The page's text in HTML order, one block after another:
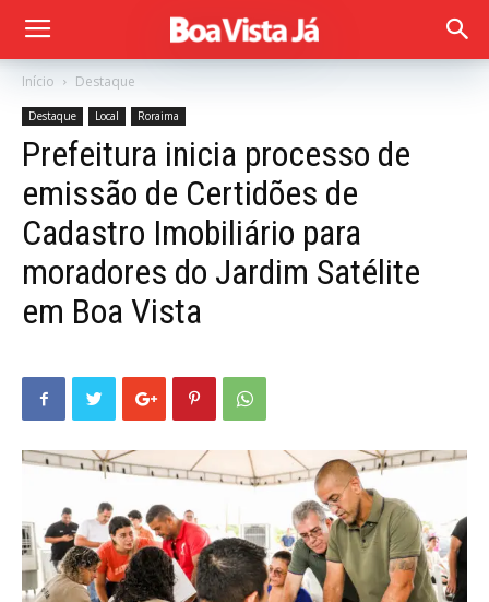
Início Destaque
Destaque Local Roraima
Prefeitura inicia processo de
emissão de Certidões de
Cadastro Imobiliário para
moradores do Jardim Satélite
em Boa Vista